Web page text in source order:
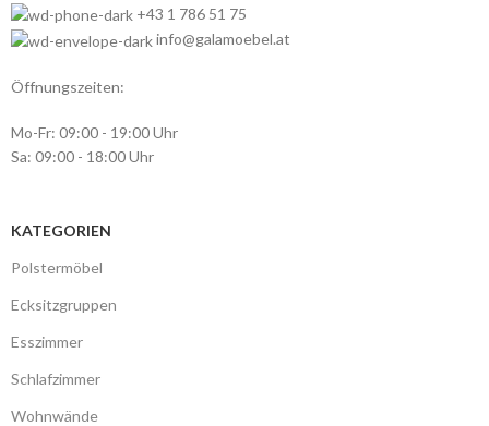
+43 1 786 51 75
info@galamoebel.at
Öffnungszeiten:
Mo-Fr: 09:00 - 19:00 Uhr
Sa: 09:00 - 18:00 Uhr
KATEGORIEN
Polstermöbel
Ecksitzgruppen
Esszimmer
Schlafzimmer
Wohnwände